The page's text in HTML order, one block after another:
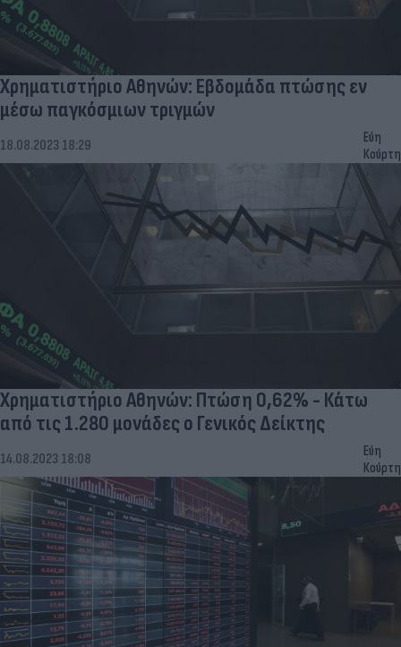
Χρηματιστήριο Αθηνών: Eβδομάδα πτώσης εν
μέσω παγκόσμιων τριγμών
18.08.2023 18:29
Εύη
Κούρτη
Χρηματιστήριο Αθηνών: Πτώση 0,62% - Κάτω
από τις 1.280 μονάδες ο Γενικός Δείκτης
14.08.2023 18:08
Εύη
Κούρτη